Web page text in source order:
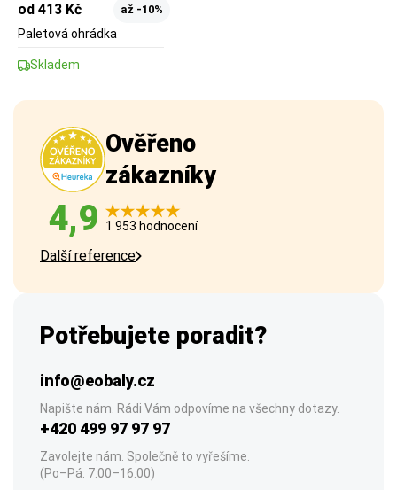
od 413 Kč až -10%
Paletová ohrádka
Skladem
Ověřeno
zákazníky
4,9 1 953 hodnocení
Další reference
Potřebujete poradit?
info@eobaly.cz
Napište nám. Rádi Vám odpovíme na všechny dotazy.
+420 499 97 97 97
Zavolejte nám. Společně to vyřešíme.
(Po–Pá: 7:00–16:00)